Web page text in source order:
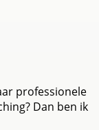
professionele
Dan ben ik